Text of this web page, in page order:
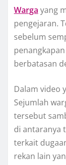
Warga yang
pengejaran.
sebelum
berbatasan
Dalam video
Sejumlah
tersebut
di antaranya
terkait
rekan lain